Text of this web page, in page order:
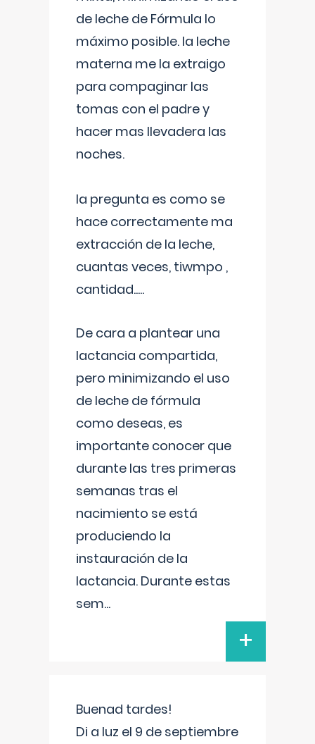
de leche de Fórmula lo
máximo posible. la leche
materna me la extraigo
para compaginar las
tomas con el padre y
hacer mas llevadera las
noches.
la pregunta es como se
hace correctamente ma
extracción de la leche,
cuantas veces, tiwmpo ,
cantidad.....
De cara a plantear una
lactancia compartida,
pero minimizando el uso
de leche de fórmula
como deseas, es
importante conocer que
durante las tres primeras
semanas tras el
nacimiento se está
produciendo la
instauración de la
lactancia. Durante estas
sem...
+
Buenad tardes!
Di a luz el 9 de septiembre